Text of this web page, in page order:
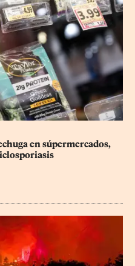
en súpermercados,